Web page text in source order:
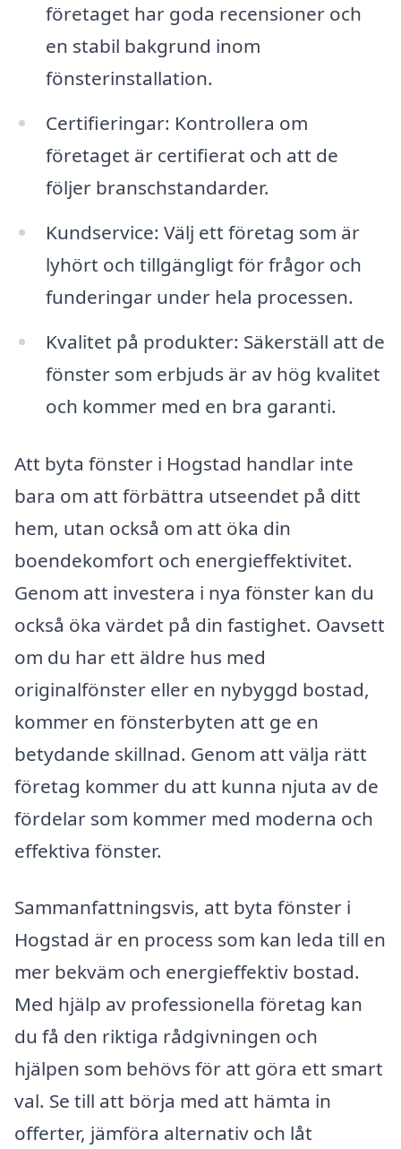
företaget har goda recensioner och
en stabil bakgrund inom
fönsterinstallation.
Certifieringar: Kontrollera om
företaget är certifierat och att de
följer branschstandarder.
Kundservice: Välj ett företag som är
lyhört och tillgängligt för frågor och
funderingar under hela processen.
Kvalitet på produkter: Säkerställ att de
fönster som erbjuds är av hög kvalitet
och kommer med en bra garanti.
Att byta fönster i Hogstad handlar inte
bara om att förbättra utseendet på ditt
hem, utan också om att öka din
boendekomfort och energieffektivitet.
Genom att investera i nya fönster kan du
också öka värdet på din fastighet. Oavsett
om du har ett äldre hus med
originalfönster eller en nybyggd bostad,
kommer en fönsterbyten att ge en
betydande skillnad. Genom att välja rätt
företag kommer du att kunna njuta av de
fördelar som kommer med moderna och
effektiva fönster.
Sammanfattningsvis, att byta fönster i
Hogstad är en process som kan leda till en
mer bekväm och energieffektiv bostad.
Med hjälp av professionella företag kan
du få den riktiga rådgivningen och
hjälpen som behövs för att göra ett smart
val. Se till att börja med att hämta in
offerter, jämföra alternativ och låt